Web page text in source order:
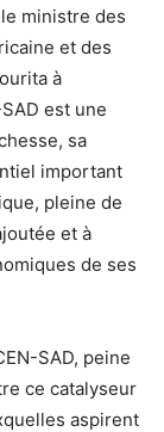
ministre des
et des
à
est une
sa
important
pleine de
et à
de ses
SAD, peine
ce catalyseur
aspirent